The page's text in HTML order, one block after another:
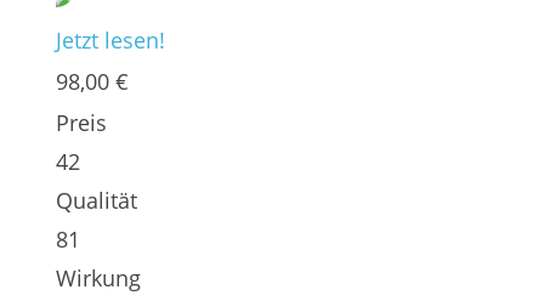
Jetzt lesen!
98,00 €
Preis
42
Qualität
81
Wirkung